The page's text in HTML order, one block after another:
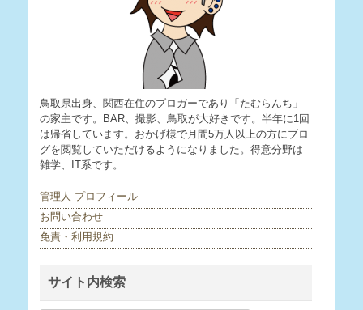
鳥取県出身、関西在住のブロガーであり「たむらんち」
の家主です。BAR、撮影、鳥取が大好きです。半年に1回
は帰省しています。おかげ様で月間5万人以上の方にブロ
グを閲覧していただけるようになりました。得意分野は
雑学、IT系です。
管理人 プロフィール
お問い合わせ
免責・利用規約
サイト内検索